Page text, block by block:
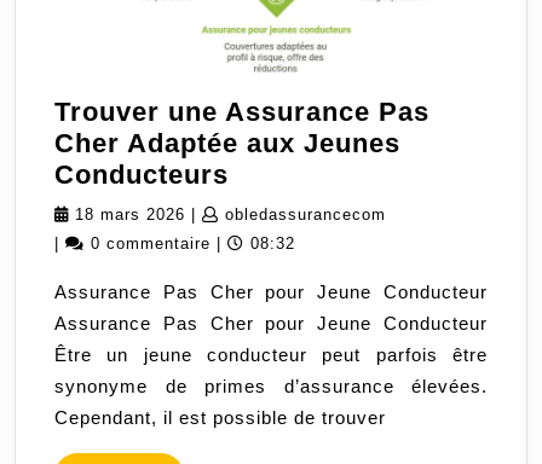
Trouver une Assurance Pas
Cher Adaptée aux Jeunes
Conducteurs
une
Assurance
Cher
Adaptée
aux
Jeunes
Conducteurs
18 mars 2026 18
mars
| obledassurancecom
|
0 commentaire | 08:32
Assurance Pas Cher pour Jeune Conducteur
Assurance Pas Cher pour Jeune Conducteur
Être un jeune conducteur peut parfois être
synonyme de primes d’assurance élevées.
Cependant, il est possible de trouver